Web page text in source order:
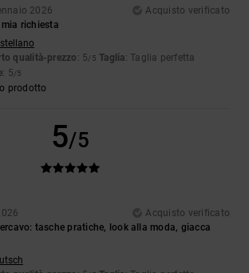
2026
Acquisto verificato
richiesta
qualità-prezzo : 5/5 Taglia: Taglia perfetta
: 5/5
prodotto
5/5
Acquisto verificato
tasche pratiche, look alla moda, giacca